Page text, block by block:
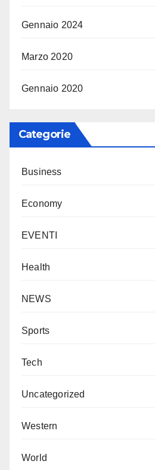
Gennaio 2024
Marzo 2020
Gennaio 2020
Categorie
Business
Economy
EVENTI
Health
NEWS
Sports
Tech
Uncategorized
Western
World